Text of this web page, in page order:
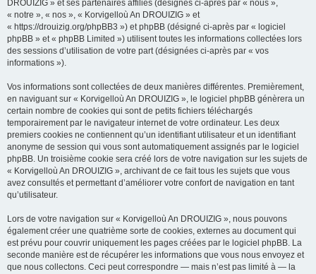
DROUIZIG » et ses partenaires affiliés (désignés ci-après par « nous »,
« notre », « nos », « Korvigelloù An DROUIZIG » et
« https://drouizig.org/phpBB3 ») et phpBB (désigné ci-après par « logiciel
phpBB » et « phpBB Limited ») utilisent toutes les informations collectées lors
des sessions d’utilisation de votre part (désignées ci-après par « vos
informations »).
Vos informations sont collectées de deux manières différentes. Premièrement,
en naviguant sur « Korvigelloù An DROUIZIG », le logiciel phpBB génèrera un
certain nombre de cookies qui sont de petits fichiers téléchargés
temporairement par le navigateur internet de votre ordinateur. Les deux
premiers cookies ne contiennent qu’un identifiant utilisateur et un identifiant
anonyme de session qui vous sont automatiquement assignés par le logiciel
phpBB. Un troisième cookie sera créé lors de votre navigation sur les sujets de
« Korvigelloù An DROUIZIG », archivant de ce fait tous les sujets que vous
avez consultés et permettant d’améliorer votre confort de navigation en tant
qu’utilisateur.
Lors de votre navigation sur « Korvigelloù An DROUIZIG », nous pouvons
également créer une quatrième sorte de cookies, externes au document qui
est prévu pour couvrir uniquement les pages créées par le logiciel phpBB. La
seconde manière est de récupérer les informations que vous nous envoyez et
que nous collectons. Ceci peut correspondre — mais n’est pas limité à — la